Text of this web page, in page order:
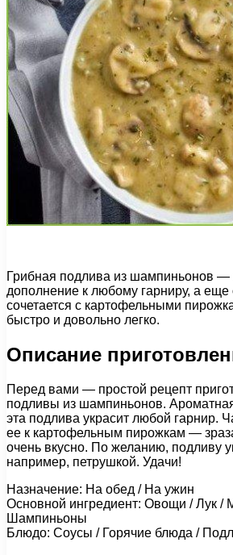
Грибная подлива из шампиньонов —
дополнение к любому гарниру, а
сочетается с картофельными
быстро и довольно легко.
Описание
Перед вами — простой рецепт
подливы из шампиньонов.
эта подлива украсит любой гарнир.
ее к картофельным пирожкам —
очень вкусно. По желанию, подливу
например, петрушкой. Удачи!
Назначение: На обед / На ужин
Основной ингредиент: Овощи / Лук /
Шампиньоны
Блюдо: Соусы / Горячие блюда /